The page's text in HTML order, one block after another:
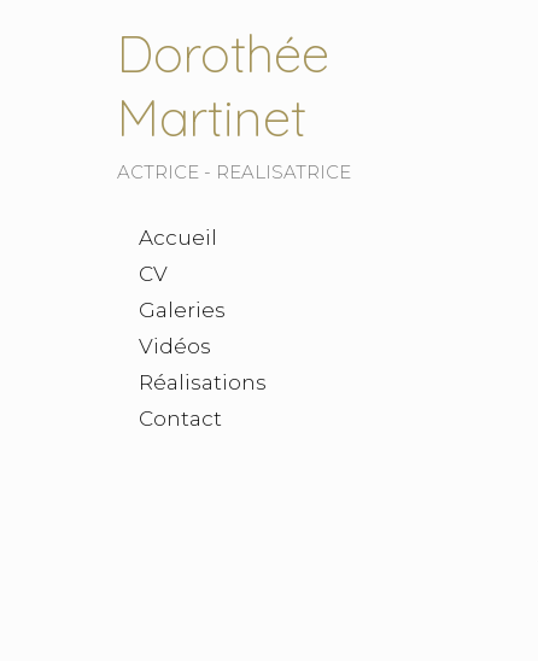
Dorothée
Martinet
ACTRICE - REALISATRICE
Accueil
CV
Galeries
Vidéos
Réalisations
Contact